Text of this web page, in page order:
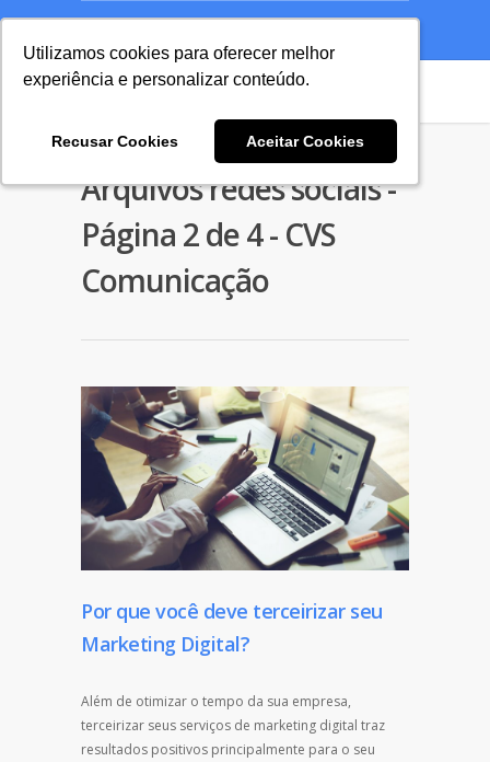
Utilizamos cookies para oferecer melhor
experiência e personalizar conteúdo.
Recusar Cookies Aceitar Cookies
Utilizamos cookies para oferecer melhor
experiência e personalizar conteúdo.
Recusar Cookies Aceitar Cookies
Arquivos redes sociais -
Página 2 de 4 - CVS
Comunicação
Por que você deve terceirizar seu
Marketing Digital?
Além de otimizar o tempo da sua empresa,
terceirizar seus serviços de marketing digital traz
resultados positivos principalmente para o seu